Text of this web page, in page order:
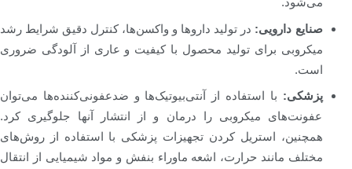
صنایع دارویی: در تولید داروها و واکسن‌ها، کنترل دقیق شرایط رشد
میکروبی برای تولید محصول با کیفیت و عاری از آلودگی ضروری
است.
پزشکی: با استفاده از آنتی‌بیوتیک‌ها و ضدعفونی‌کننده‌ها می‌توان
عفونت‌های میکروبی را درمان و از انتشار آنها جلوگیری کرد.
همچنین، استریل کردن تجهیزات پزشکی با استفاده از روش‌های
مختلف مانند حرارت، اشعه ماوراء بنفش و مواد شیمیایی از انتقال